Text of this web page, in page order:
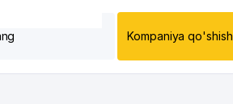
Kompaniya qo'shish